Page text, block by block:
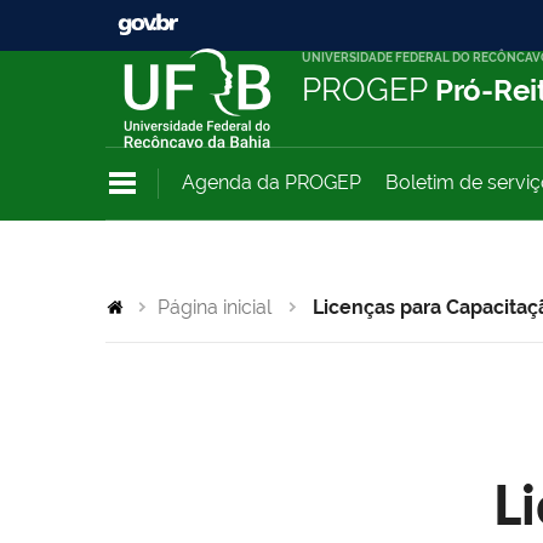
UNIVERSIDADE FEDERAL DO
PROGEP Pró-
Agenda da PROGEP Boletim de
Página inicial Licenças para